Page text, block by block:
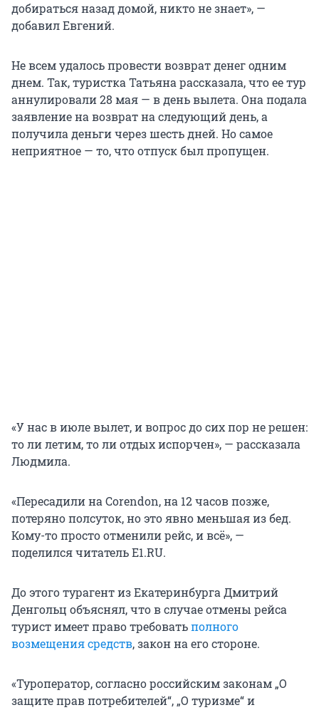
добираться назад домой, никто не знает», —
добавил Евгений.
Не всем удалось провести возврат денег одним
днем. Так, туристка Татьяна рассказала, что ее тур
аннулировали 28 мая — в день вылета. Она подала
заявление на возврат на следующий день, а
получила деньги через шесть дней. Но самое
неприятное — то, что отпуск был пропущен.
«У нас в июле вылет, и вопрос до сих пор не решен:
то ли летим, то ли отдых испорчен», — рассказала
Людмила.
«Пересадили на Corendon, на 12 часов позже,
потеряно полсуток, но это явно меньшая из бед.
Кому-то просто отменили рейс, и всё», —
поделился читатель E1.RU.
До этого турагент из Екатеринбурга Дмитрий
Денгольц объяснял, что в случае отмены рейса
турист имеет право требоватьполного
возмещения средств, закон на его стороне.
«Туроператор, согласно российским законам „О
защите прав потребителей“, „О туризме“ и